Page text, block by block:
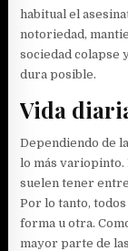
habitual el
notoriedad,
sociedad colapse
dura posible.
Vida
Dependiendo de
lo más
suelen tener
Por lo tanto,
forma u otra.
mayor parte de